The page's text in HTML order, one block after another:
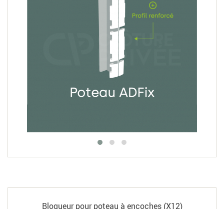
Bloqueur pour poteau à encoches (X12)